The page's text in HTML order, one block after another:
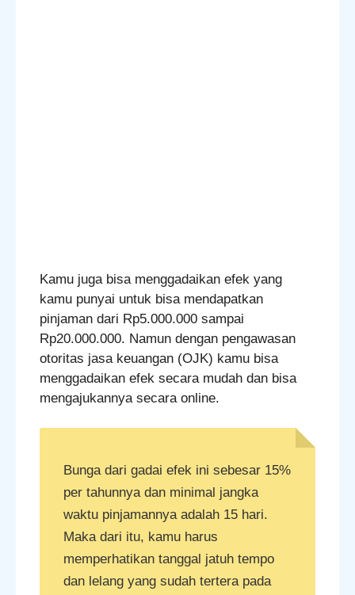
Kamu juga bisa menggadaikan efek yang
kamu punyai untuk bisa mendapatkan
pinjaman dari Rp5.000.000 sampai
Rp20.000.000. Namun dengan pengawasan
otoritas jasa keuangan (OJK) kamu bisa
menggadaikan efek secara mudah dan bisa
mengajukannya secara online.
Bunga dari gadai efek ini sebesar 15%
per tahunnya dan minimal jangka
waktu pinjamannya adalah 15 hari.
Maka dari itu, kamu harus
memperhatikan tanggal jatuh tempo
dan lelang yang sudah tertera pada